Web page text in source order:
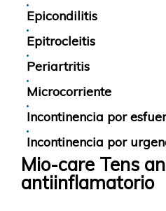
Epicondilitis
Epitrocleitis
Periartritis
Microcorriente
Incontinencia por
Incontinencia por
Mio-care Tens
antiinflamatorio